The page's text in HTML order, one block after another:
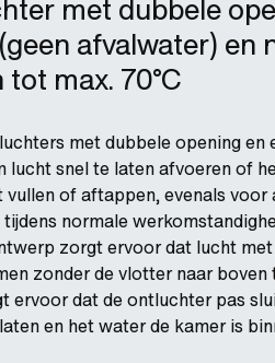
met dubbele
afvalwater) en
max. 70°C
met dubbele opening en
lucht snel te laten afvoeren of
vullen of aftappen, evenals
normale
zorgt ervoor dat lucht
zonder de vlotter naar
ervoor dat de ontluchter pas
en het water de kamer is